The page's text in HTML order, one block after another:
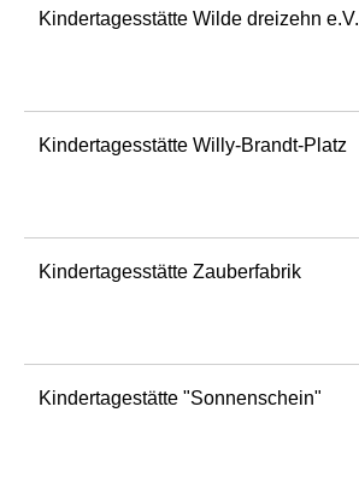
Kindertagesstätte Wilde dreizehn e.V.
Kindertagesstätte Willy-Brandt-Platz
Kindertagesstätte Zauberfabrik
Kindertagestätte "Sonnenschein"